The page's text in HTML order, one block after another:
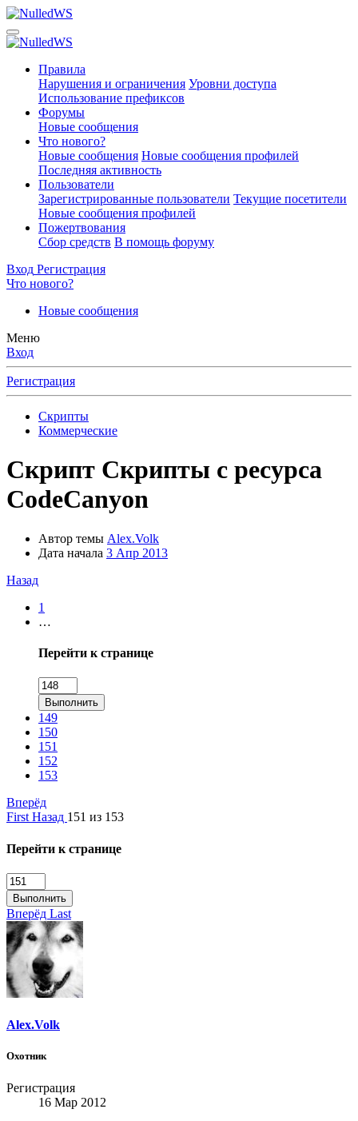
Правила
Нарушения и ограничения Уровни доступа
Использование префиксов
Форумы
Новые сообщения
Что нового?
Новые сообщения Новые сообщения профилей
Последняя активность
Пользователи
Зарегистрированные пользователи Текущие посетители
Новые сообщения профилей
Пожертвования
Сбор средств В помощь форуму
Вход Регистрация
Что нового?
Новые сообщения
Меню
Вход
Регистрация
Скрипты
Коммерческие
Скрипт Скрипты с ресурса
CodeCanyon
Автор темы Alex.Volk
Дата начала 3 Апр 2013
Назад
1
…
Перейти к странице
Выполнить
149
150
151
152
153
Вперёд
First Назад 151 из 153
Перейти к странице
Выполнить
Вперёд Last
Alex.Volk
Охотник
Регистрация
16 Мар 2012